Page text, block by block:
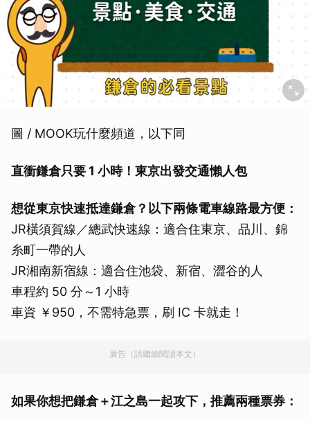
圖 / MOOK玩什麼頻道，以下同
直衝鎌倉只要 1 小時！東京出發交通懶人包
想從東京快速抵達鎌倉？以下兩條電車線路最方便：
JR橫須賀線／總武快速線：適合住東京、品川、錦
糸町一帶的人
JR湘南新宿線：適合住池袋、新宿、澀谷的人
車程約 50 分～1 小時
車資 ￥950，不需特急票，刷 IC 卡就走！
廣告（請繼續閱讀本文）
如果你想把鎌倉＋江之島一起攻下，推薦兩種票券：